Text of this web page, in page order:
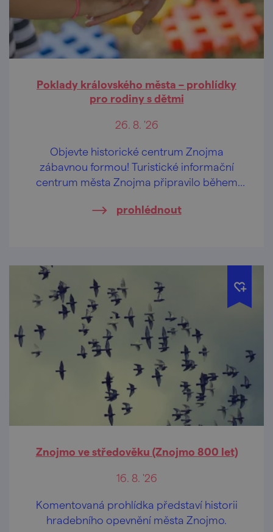
Poklady královského města – prohlídky
pro rodiny s dětmi
26. 8. '26
Objevte historické centrum Znojma
zábavnou formou! Turistické informační
centrum města Znojma připravilo během
prohlídky určené především rodinám s
prohlédnout
Znojmo ve středověku (Znojmo 800 let)
16. 8. '26
Komentovaná prohlídka představí historii
hradebního opevnění města Znojmo.